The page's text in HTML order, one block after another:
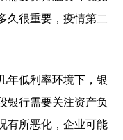
久很重要，疫情第二
低利率环境下，银
银行需要关注资产负
有所恶化，企业可能